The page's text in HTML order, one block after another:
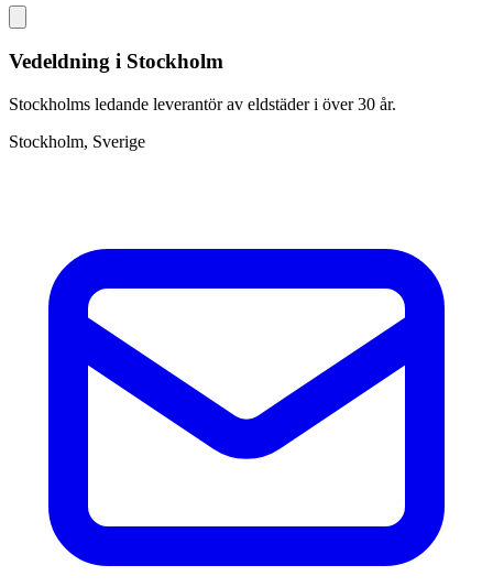
Vedeldning i Stockholm
Stockholms ledande leverantör av eldstäder i över 30 år.
Stockholm, Sverige